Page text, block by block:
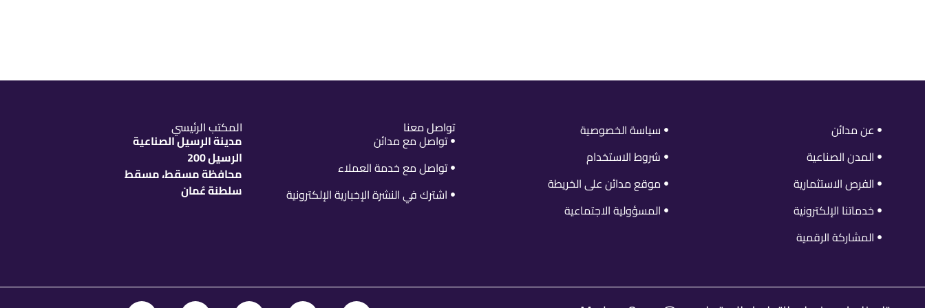
عن مدائن
المدن الصناعية
الفرص الاستثمارية
خدماتنا الإلكترونية
المشاركة الرقمية
سياسة الخصوصية
شروط الاستخدام
موقع مدائن على الخريطة
المسؤولية الاجتماعية
تواصل معنا
تواصل مع مدائن
تواصل مع خدمة العملاء
اشترك في النشرة الإخبارية الإلكترونية
المكتب الرئيسي
مدينة الرسيل الصناعية
الرسيل 200
محافظة مسقط، مسقط
سلطنة عُمان